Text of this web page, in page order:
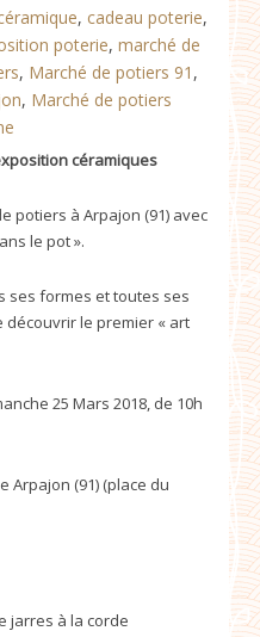
, cadeau poterie,
poterie, marché de
, Marché de potiers 91 ,
, Marché de potiers
céramiques
potiers à Arpajon (91) avec
le pot ».
ses formes et toutes ses
découvrir le premier « art
25 Mars 2018, de 10h
Arpajon (91) (place du
jarres à la corde